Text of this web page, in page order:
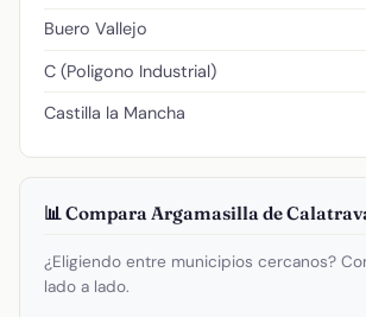
Buero Vallejo
C (Poligono Industrial)
Castilla la Mancha
📊 Compara Argamasilla de
¿Eligiendo entre municipios cercanos?
lado a lado.